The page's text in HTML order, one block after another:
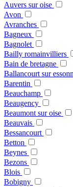
Auvers sur oise
Avon
Avranches
Bagneux
Bagnolet
Bailly romainvilliers
Bain de bretagne
Ballancourt sur
Barentin
Beauchamp
Beaugency
Beaumont sur oise
Beauvais
Bessancourt
Betton
Beynes
Bezons
Blois
Bobigny